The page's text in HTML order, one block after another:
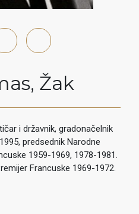
, Žak
i državnik, gradonačelnik
predsednik Narodne
1959-1969, 1978-1981.
Francuske 1969-1972.